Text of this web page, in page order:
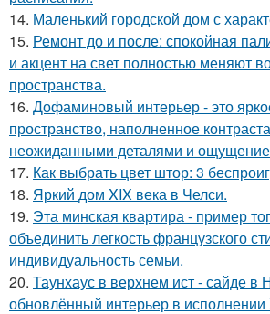
14. Маленький городской дом с
15. Ремонт до и после: спокойная
и акцент на свет полностью меняют
пространства.
16. Дофаминовый интерьер - это
пространство, наполненное
неожиданными деталями и
17. Как выбрать цвет штор: 3
18. Яркий дом XIX века в Челси.
19. Эта минская квартира - пример
объединить легкость французского
индивидуальность семьи.
20. Таунхаус в верхнем ист - сайде в
обновлённый интерьер в